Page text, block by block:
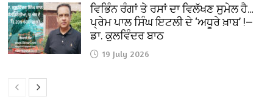
ਵਿਭਿੰਨ ਰੰਗਾਂ ਤੇ ਰਸਾਂ ਦਾ ਵਿਲੱਖਣ ਸੁਮੇਲ ਹੈ…
ਪ੍ਰੇਮ ਪਾਲ ਸਿੰਘ ਇਟਲੀ ਦੇ ‘ਅਧੂਰੇ ਖ਼ਾਬ’ !—
ਡਾ. ਕੁਲਵਿੰਦਰ ਬਾਠ
19 July 2026